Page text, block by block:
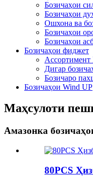
Бозичаҳои
Бозичаҳои
Ошхона ва
Бозичаҳои
Бозичаҳои
Бозичаҳои фиджет
Ассортимент
Дигар
Бозичаро
Бозичаҳои Wind UP
Маҳсулоти
Амазонка
80PCS